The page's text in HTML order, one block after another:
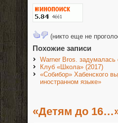
(никто еще не
Похожие записи
Warner Bros.
Клуб «Школа» (2017)
«Собибор» Хабенского
иностранном языке»
«Детям до